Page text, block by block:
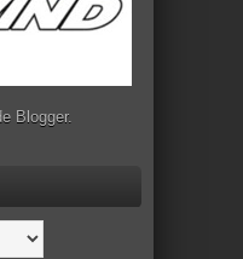
Blogger.